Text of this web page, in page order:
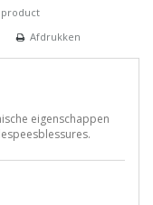
Afdrukken
eigenschappen